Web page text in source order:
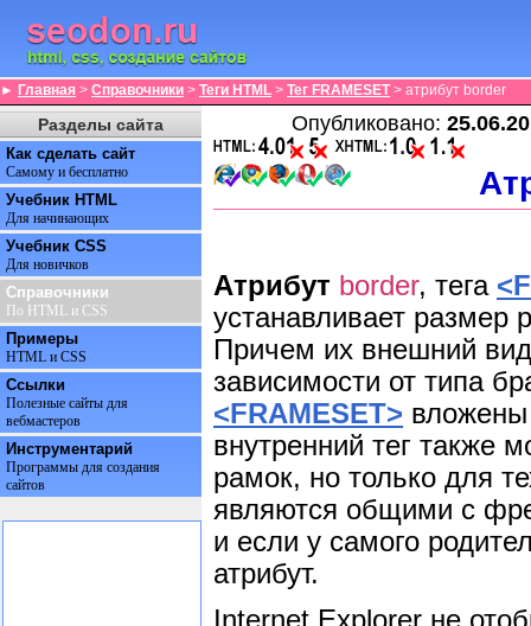
► Главная > Справочники > Теги HTML > Тег FRAMESET> атрибут border
Опубликовано:
Атрибут border, тега
устанавливает размер
Причем их внешний
зависимости от типа
<FRAMESET> вложены
внутренний тег также
рамок, но только для
являются общими с
и если у самого
атрибут.
Разделы сайта
Как сделать сайт
Самому и бесплатно
Учебник HTML
Для начинающих
Учебник CSS
Для новичков
Справочники
По HTML и CSS
Примеры
HTML и CSS
Ссылки
Полезные сайты для
вебмастеров
Инструментарий
Программы для создания
сайтов